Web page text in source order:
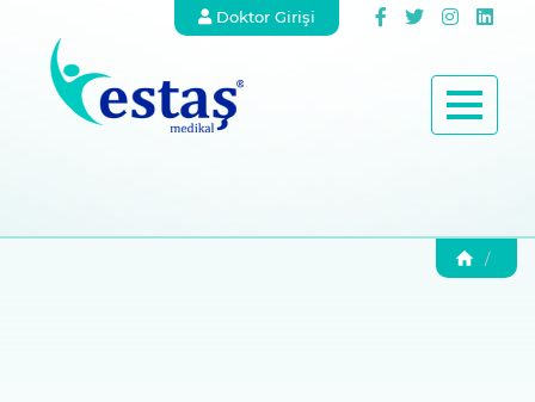
Doktor Girişi